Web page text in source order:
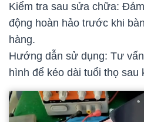
Kiểm tra sau sửa chữa:
động hoàn hảo trước khi
hàng.
Hướng dẫn sử dụng: Tư
hình để kéo dài tuổi thọ sau